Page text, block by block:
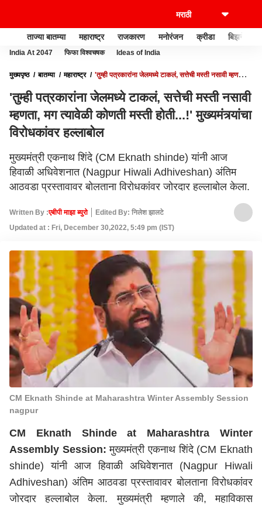
ताज्या बातम्या महाराष्ट्र राजकारण मनोरंजन क्रीडा बिझनेस
India At 2047 फिफा विश्वचषक Ideas of India
मुख्यपृष्ठ बातम्या महाराष्ट्र
'तुम्ही पत्रकारांना जेलमध्ये टाकलं, सत्तेची मस्ती नसावी म्हणता,
'तुम्ही पत्रकारांना जेलमध्ये टाकलं, सत्तेची मस्ती नसावी
म्हणता, मग त्यावेळी कोणती मस्ती होती...!' मुख्यमंत्र्यांचा
विरोधकांवर हल्लाबोल
मुख्यमंत्री एकनाथ शिंदे (CM Eknath shinde) यांनी आज
हिवाळी अधिवेशनात (Nagpur Hiwali Adhiveshan) अंतिम
आठवडा प्रस्तावावर बोलताना विरोधकांवर जोरदार हल्लाबोल केला.
Written By :एबीपी माझा ब्युरो
Edited By: निलेश झालटे
Updated at : Fri, December 30,2022, 5:49 pm (IST)
CM Eknath Shinde at Maharashtra Winter Assembly Session
nagpur
CM Eknath Shinde at Maharashtra Winter
Assembly Session: मुख्यमंत्रीएकनाथ शिंदे (CM Eknath
shinde) यांनी आजहिवाळी अधिवेशनात(Nagpur Hiwali
Adhiveshan) अंतिम आठवडा प्रस्तावावर बोलताना विरोधकांवर
जोरदार हल्लाबोल केला. मुख्यमंत्री म्हणाले की, महाविकास